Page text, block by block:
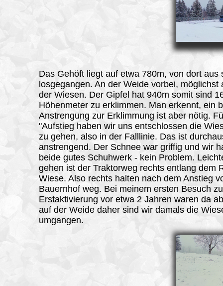
Das Gehöft liegt auf etwa 780m, von dort aus
losgegangen. An der Weide vorbei, möglichst
der Wiesen. Der Gipfel hat 940m somit sind
Höhenmeter zu erklimmen. Man erkennt, ein
Anstrengung zur Erklimmung ist aber nötig.
"Aufstieg haben wir uns entschlossen die
zu gehen, also in der Falllinie. Das ist
anstrengend. Der Schnee war griffig und wir
beide gutes Schuhwerk - kein Problem.
gehen ist der Traktorweg rechts entlang dem
Wiese. Also rechts halten nach dem Anstieg
Bauernhof weg. Bei meinem ersten Besuch
Erstaktivierung vor etwa 2 Jahren waren da
auf der Weide daher sind wir damals die
umgangen.